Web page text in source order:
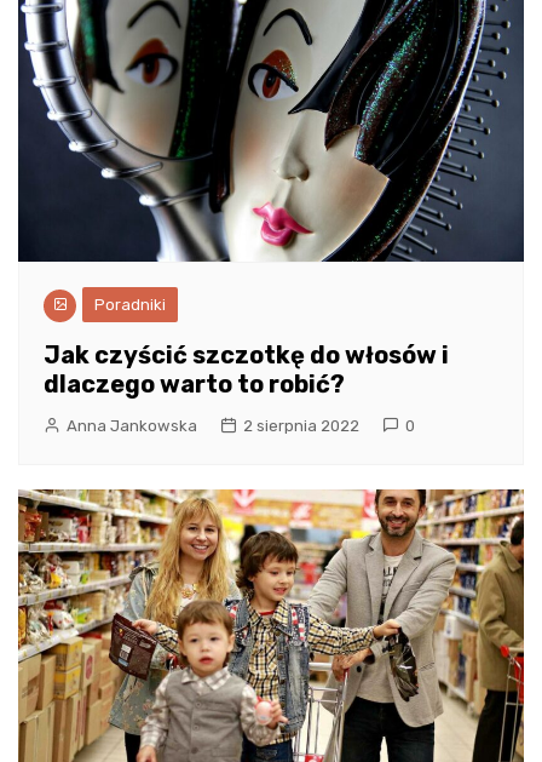
Poradniki
Jak czyścić szczotkę do włosów i
dlaczego warto to robić?
Anna Jankowska 2 sierpnia 2022 0